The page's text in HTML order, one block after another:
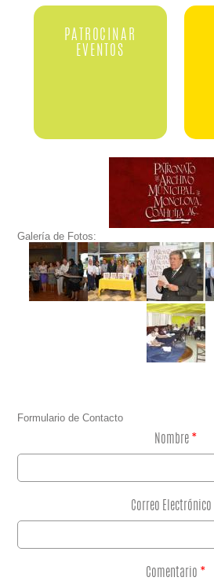
PATROCINAR
EVENTOS
Galería de Fotos:
Formulario de Contacto
Nombre *
Correo Electrónico
Comentario *